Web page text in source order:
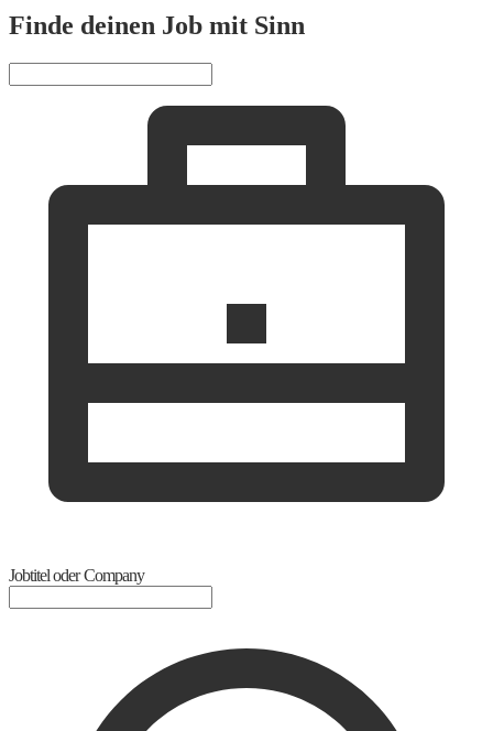
Finde deinen Job mit Sinn
Jobtitel oder Company